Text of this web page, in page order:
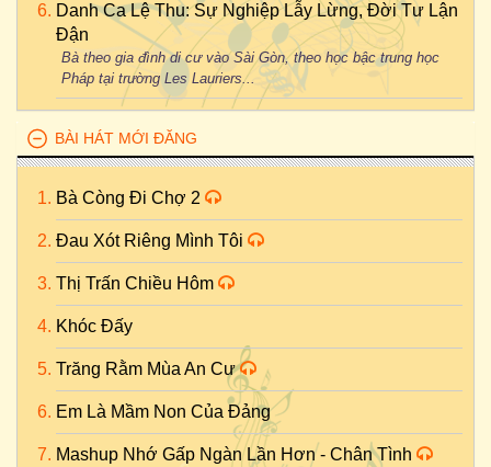
Danh Ca Lệ Thu: Sự Nghiệp Lẫy Lừng, Đời Tư Lận
Đận
Bà theo gia đình di cư vào Sài Gòn, theo học bậc trung học
Pháp tại trường Les Lauriers...
BÀI HÁT MỚI ĐĂNG
Bà Còng Đi Chợ 2
Đau Xót Riêng Mình Tôi
Thị Trấn Chiều Hôm
Khóc Đấy
Trăng Rằm Mùa An Cư
Em Là Mầm Non Của Đảng
Mashup Nhớ Gấp Ngàn Lần Hơn - Chân Tình